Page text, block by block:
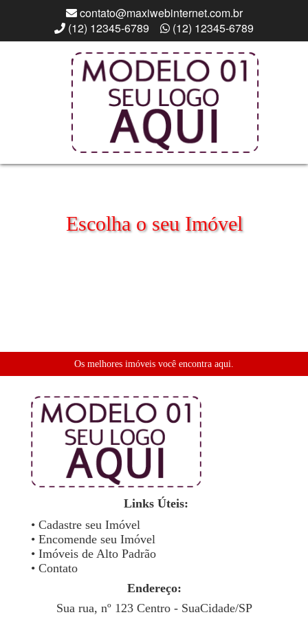
contato@maxiwebinternet.com.br
(12) 12345-6789
(12) 12345-6789
Escolha o seu Imóvel
Os melhores imóveis você encontra aqui.
Links Úteis:
• Cadastre seu Imóvel
• Encomende seu Imóvel
• Imóveis de Alto Padrão
• Contato
Endereço:
Sua rua, nº 123 Centro - SuaCidade/SP